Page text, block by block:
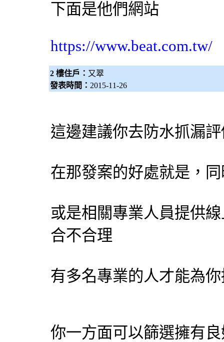
下面是他們網站
https://www.beat.com.tw/
2 樓住戶： 又翠
發表時間： 2015-11-26
這邊建議你去防水抓漏
在那發案的好處就是，
或是相關專業人員提供
合不合理
有多名專業的人才能為
你一方面可以篩選擁有